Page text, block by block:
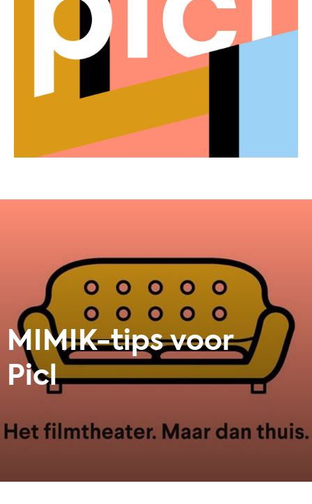
MIMIK-tips voor
Picl